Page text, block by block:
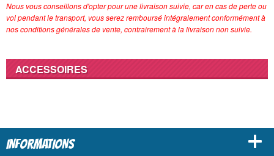
Nous vous conseillons d'opter pour une livraison suivie, car en cas de perte ou
vol pendant le transport, vous serez remboursé intégralement conformément à
nos conditions générales de vente, contrairement à la livraison non suivie.
ACCESSOIRES
INFORMATIONS